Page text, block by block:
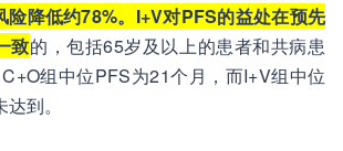
险降低约78%。I+V对PFS的益处在预先
致的，包括65岁及以上的患者和共病患
组中位PFS为21个月，而I+V组中位
到。